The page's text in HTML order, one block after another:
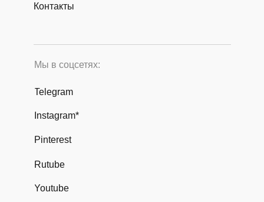
Мы в соцсетях:
Instagram*
Telegram
Контакты
Pinterest
Rutube
Youtube